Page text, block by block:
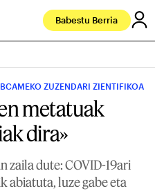
Babestu Berria
ZUZENDARI ZIENTIFIKOA
metatuak
dira»
zaila dute: COVID-19ari
abiatuta, luze gabe eta